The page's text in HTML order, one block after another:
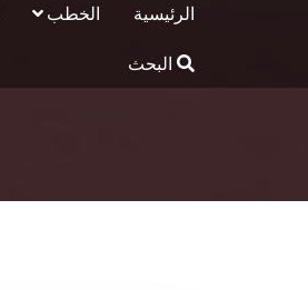
الرئيسية الخطب
البحث